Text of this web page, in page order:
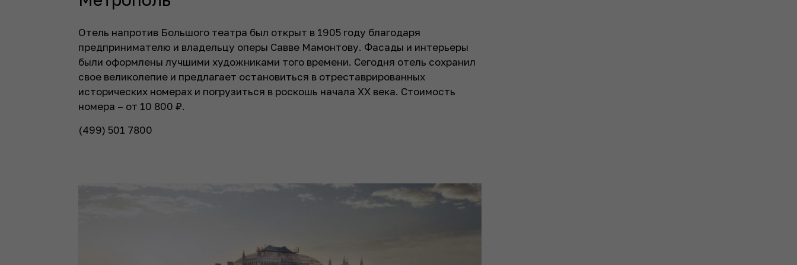
Отель напротив Большого театра был открыт в 1905 году благодаря
предпринимателю и владельцу оперы Савве Мамонтову. Фасады и интерьеры
были оформлены лучшими художниками того времени. Сегодня отель сохранил
свое великолепие и предлагает остановиться в отреставрированных
исторических номерах и погрузиться в роскошь начала XX века. Стоимость
номера – от 10 800 ₽.
(499) 501 7800